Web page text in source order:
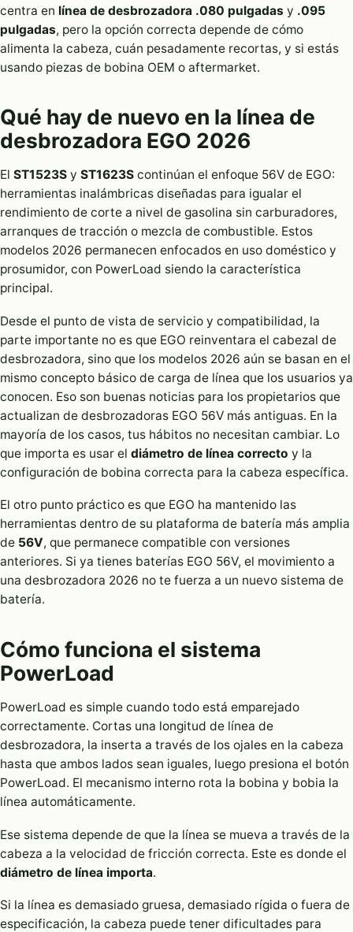
centra en línea de desbrozadora .080 pulgadas y .095
pulgadas, pero la opción correcta depende de cómo
alimenta la cabeza, cuán pesadamente recortas, y si estás
usando piezas de bobina OEM o aftermarket.
Qué hay de nuevo en la línea de
desbrozadora EGO 2026
El ST1523S y ST1623S continúan el enfoque 56V de EGO:
herramientas inalámbricas diseñadas para igualar el
rendimiento de corte a nivel de gasolina sin carburadores,
arranques de tracción o mezcla de combustible. Estos
modelos 2026 permanecen enfocados en uso doméstico y
prosumidor, con PowerLoad siendo la característica
principal.
Desde el punto de vista de servicio y compatibilidad, la
parte importante no es que EGO reinventara el cabezal de
desbrozadora, sino que los modelos 2026 aún se basan en el
mismo concepto básico de carga de línea que los usuarios ya
conocen. Eso son buenas noticias para los propietarios que
actualizan de desbrozadoras EGO 56V más antiguas. En la
mayoría de los casos, tus hábitos no necesitan cambiar. Lo
que importa es usar el diámetro de línea correcto y la
configuración de bobina correcta para la cabeza específica.
El otro punto práctico es que EGO ha mantenido las
herramientas dentro de su plataforma de batería más amplia
de 56V, que permanece compatible con versiones
anteriores. Si ya tienes baterías EGO 56V, el movimiento a
una desbrozadora 2026 no te fuerza a un nuevo sistema de
batería.
Cómo funciona el sistema
PowerLoad
PowerLoad es simple cuando todo está emparejado
correctamente. Cortas una longitud de línea de
desbrozadora, la inserta a través de los ojales en la cabeza
hasta que ambos lados sean iguales, luego presiona el botón
PowerLoad. El mecanismo interno rota la bobina y bobia la
línea automáticamente.
Ese sistema depende de que la línea se mueva a través de la
cabeza a la velocidad de fricción correcta. Este es donde el
diámetro de línea importa.
Si la línea es demasiado gruesa, demasiado rígida o fuera de
especificación, la cabeza puede tener dificultades para